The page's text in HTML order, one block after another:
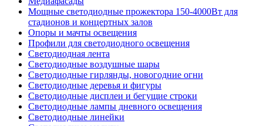
Мощные светодиодные прожектора 150-4000Вт для
стадионов и концертных залов
Опоры и мачты освещения
Профили для светодиодного освещения
Светодиодная лента
Светодиодные воздушные шары
Светодиодные гирлянды, новогодние огни
Светодиодные деревья и фигуры
Светодиодные дисплеи и бегущие строки
Светодиодные лампы дневного освещения
Светодиодные линейки